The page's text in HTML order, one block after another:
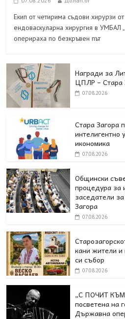
Екип от четирима съдови хирурзи
ендоваскуларна хирургия в УМБАЛ
оперираха по безкръвен път
Награди за
ЦПЛР – Стара
07.08.2026
Стара Загора
интелигентно
икономика
07.08.2026
Общински
процедура за
заседатели
Загора
07.08.2026
кани жители и
си събор
07.08.2026
„С ПОЧИТ
посветена на
Държавна